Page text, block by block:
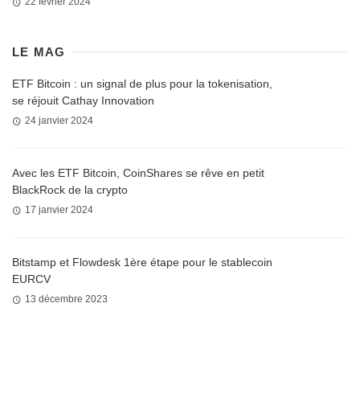
LE MAG
ETF Bitcoin : un signal de plus pour la tokenisation,
se réjouit Cathay Innovation
24 janvier 2024
Avec les ETF Bitcoin, CoinShares se rêve en petit
BlackRock de la crypto
17 janvier 2024
Bitstamp et Flowdesk 1ère étape pour le stablecoin
EURCV
13 décembre 2023